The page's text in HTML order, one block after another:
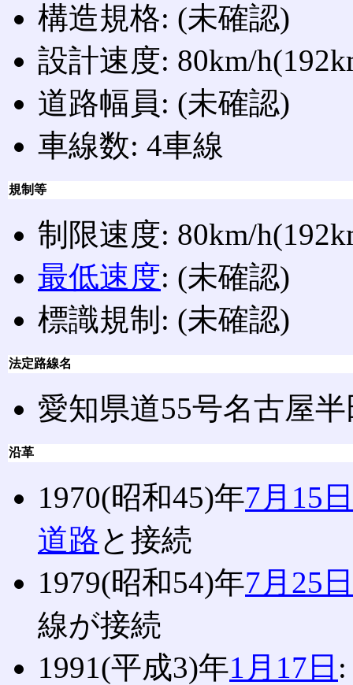
構造規格: (未確認)
設計速度: 80km/
道路幅員: (未確認)
車線数: 4車線
規制等
制限速度: 80km/
最低速度: (未確認)
標識規制: (未確認)
法定路線名
愛知県道55号名古屋
沿革
1970(昭和45)年7月15日
道路と接続
1979(昭和54)年7月25日
線が接続
1991(平成3)年1月17日